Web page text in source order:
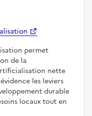
permet
de la
nette
les leviers
durable
locaux tout en